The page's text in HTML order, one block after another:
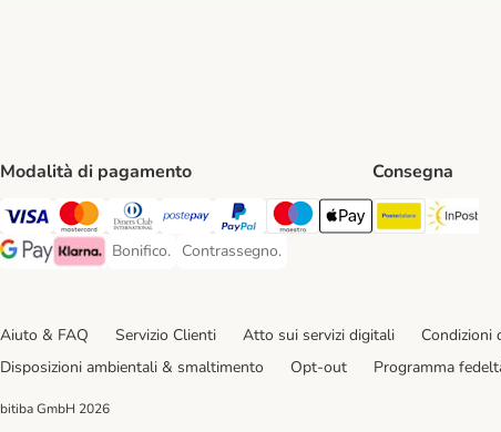
Modalità di pagamento
Visa. Payment Method
Mastercard. Payment Method
Diners Club. Payment Method
Postepay. Payment Method
PayPal. Payment Method
Maestro. Payment Method
Apple pay. Payment
Google Pay Payment Method
Klarna Payment Method
Bonifico.
Bonifico. Payment Method
Contrassegno.
Contrassegno. Payment Method
Consegna
Poste
Aiuto & FAQ Servizio Clienti Atto sui servizi digitali Condizioni
Disposizioni ambientali & smaltimento
Opt-out Programma
bitiba GmbH 2026